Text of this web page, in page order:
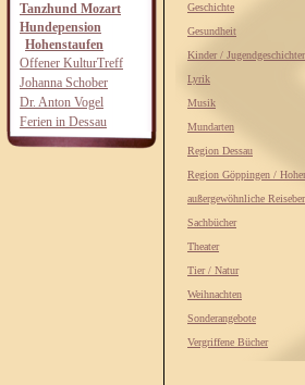
Tanzhund Mozart
Hundepension
Hohenstaufen
Offener KulturTreff
Johanna Schober
Dr. Anton Vogel
Ferien in Dessau
Geschichte
Gesundheit
Kinder /
Lyrik
Musik
Mundarten
Region Dessau
Region Göppingen /
außergewöhnliche
Sachbücher
Theater
Tier / Natur
Weihnachten
Sonderangebote
Vergriffene Bücher